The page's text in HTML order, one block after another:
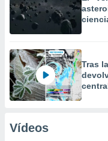
Tras
Vídeos